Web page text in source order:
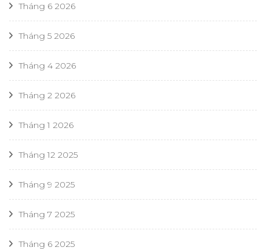
Tháng 6 2026
Tháng 5 2026
Tháng 4 2026
Tháng 2 2026
Tháng 1 2026
Tháng 12 2025
Tháng 9 2025
Tháng 7 2025
Tháng 6 2025